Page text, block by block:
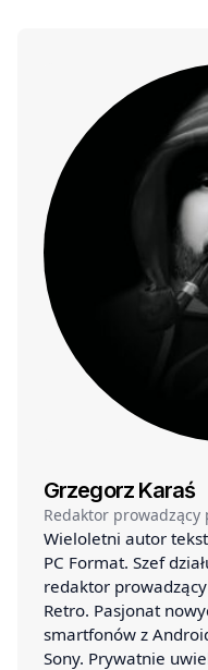
Grzegorz Karaś
Redaktor
Wieloletni autor
PC Format. Szef
redaktor
Retro. Pasjonat
smartfonów z
Sony. Prywatnie